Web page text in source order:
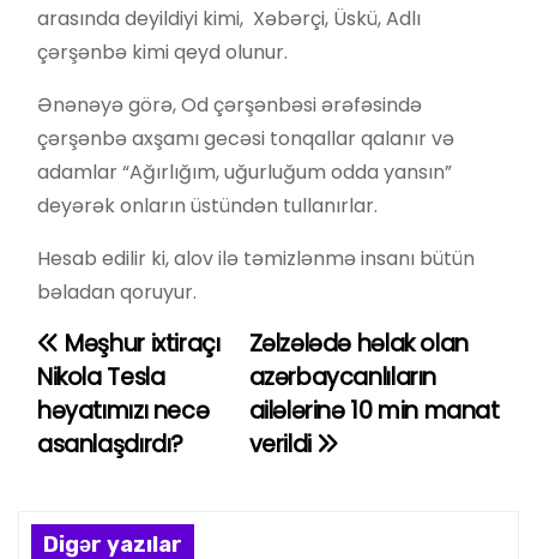
arasında deyildiyi kimi, Xəbərçi, Üskü, Adlı
çərşənbə kimi qeyd olunur.
Ənənəyə görə, Od çərşənbəsi ərəfəsində
çərşənbə axşamı gecəsi tonqallar qalanır və
adamlar “Ağırlığım, uğurluğum odda yansın”
deyərək onların üstündən tullanırlar.
Hesab edilir ki, alov ilə təmizlənmə insanı bütün
bəladan qoruyur.
Y
a
z
Zəlzələdə həlak olan
azərbaycanlıların
ailələrinə 10 min manat
verildi
Məşhur ixtiraçı
Nikola Tesla
həyatımızı necə
asanlaşdırdı?
Digər yazılar